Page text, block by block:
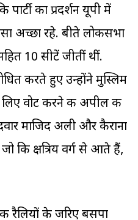
का प्रदर्शन यूपी में
अच्छा रहे. बीते लोकसभा
10 सीटें जीतीं थीं.
करते हुए उन्होंने मुस्लिम
वोट करने की अपील की
माजिद अली और कैराना
जो कि क्षत्रिय वर्ग से आते हैं,
रैलियों के जरिए बसपा